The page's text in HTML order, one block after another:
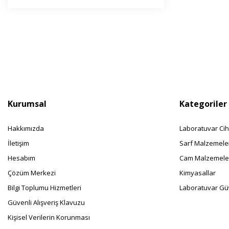
Kurumsal
Hakkımızda
İletişim
Hesabım
Çözüm Merkezi
Bilgi Toplumu Hizmetleri
Güvenli Alışveriş Klavuzu
Kişisel Verilerin Korunması
Kategoriler
Laboratuvar
Sarf
Cam
Kimyasallar
Laboratuvar